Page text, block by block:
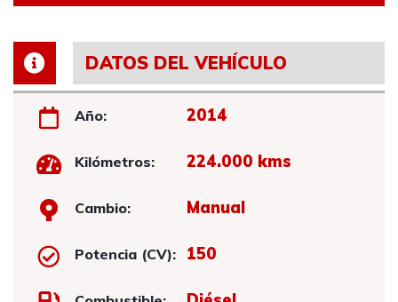
DATOS DEL VEHÍCULO
Año: 2014
Kilómetros: 224.000 kms
Cambio: Manual
Potencia (CV): 150